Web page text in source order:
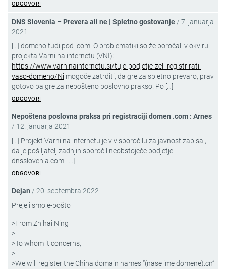
ODGOVORI
DNS Slovenia – Prevera ali ne | Spletno gostovanje/ 7. januarja
2021
[…] domeno tudi pod .com. O problematiki so že poročali v okviru
projekta Varni na internetu (VNI):
https://www.varninainternetu.si/tuje-podjetje-zeli-registrirati-
vaso-domeno/Ni mogoče zatrditi, da gre za spletno prevaro, prav
gotovo pa gre za nepošteno poslovno prakso. Po […]
ODGOVORI
Nepoštena poslovna praksa pri registraciji domen .com : Arnes
/ 12. januarja 2021
[…] Projekt Varni na internetu je v v sporočilu za javnost zapisal,
da je pošiljatelj zadnjih sporočil neobstoječe podjetje
dnsslovenia.com. […]
ODGOVORI
Dejan / 20. septembra 2022
Prejeli smo e-pošto
>From Zhihai Ning
>
>To whom it concerns,
>
>We will register the China domain names “(nase ime domene).cn”